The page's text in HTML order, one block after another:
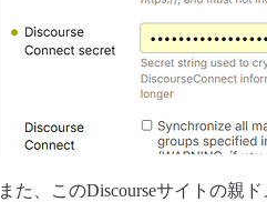
また、このDiscourseサイトの親